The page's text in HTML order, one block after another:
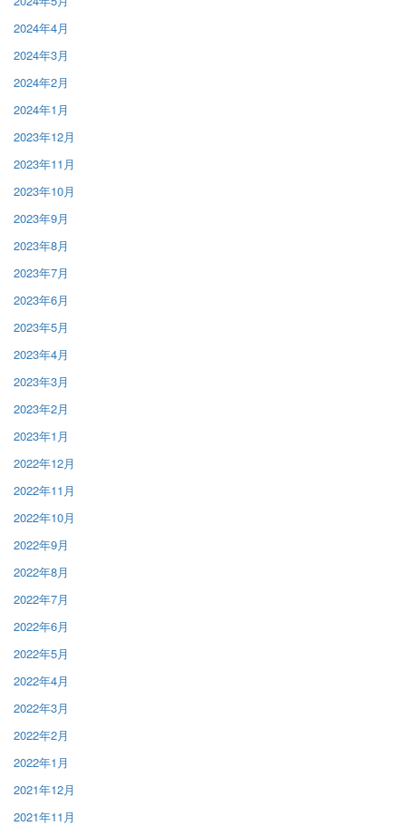
2024年4月
2024年3月
2024年2月
2024年1月
2023年12月
2023年11月
2023年10月
2023年9月
2023年8月
2023年7月
2023年6月
2023年5月
2023年4月
2023年3月
2023年2月
2023年1月
2022年12月
2022年11月
2022年10月
2022年9月
2022年8月
2022年7月
2022年6月
2022年5月
2022年4月
2022年3月
2022年2月
2022年1月
2021年12月
2021年11月